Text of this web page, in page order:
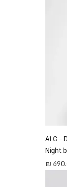
ALC -
Night